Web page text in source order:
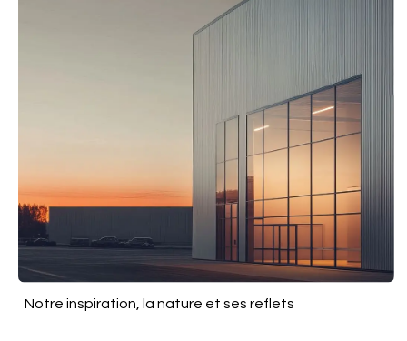
Notre inspiration, la nature et ses reflets